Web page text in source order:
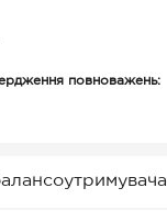
повноважень: